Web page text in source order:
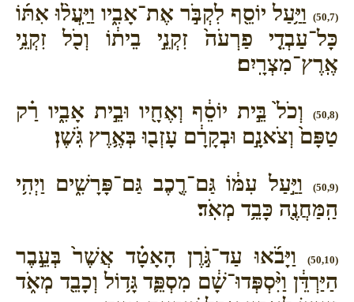
(50,7)
וַיַּ֥עַל יוֹסֵ֖ף לִקְבֹּ֣ר אֶת־אָבִ֑יו וַיַּֽעֲל֨וּ אִתּ֜וֹ
כָּל־עַבְדֵ֤י פַרְעֹה֙ זִקְנֵ֣י בֵית֔וֹ וְכֹ֖ל זִקְנֵ֥י
אֶֽרֶץ־מִצְרָֽיִם׃
(50,8)
וְכֹל֙ בֵּ֣ית יוֹסֵ֔ף וְאֶחָ֖יו וּבֵ֣ית אָבִ֑יו רַ֗ק
טַפָּם֙ וְצֹאנָ֣ם וּבְקָרָ֔ם עָזְב֖וּ בְּאֶ֥רֶץ גֹּֽשֶׁן׃
(50,9)
וַיַּ֣עַל עִמּ֔וֹ גַּם־רֶ֖כֶב גַּם־פָּרָשִׁ֑ים וַיְהִ֥י
הַֽמַּחֲנֶ֖ה כָּבֵ֥ד מְאֹֽד׃
(50,10)
וַיָּבֹ֜אוּ עַד־גֹּ֣רֶן הָאָטָ֗ד אֲשֶׁר֙ בְּעֵ֣בֶר
הַיַּרְדֵּ֔ן וַיִּ֨סְפְּדוּ־שָׁ֔ם מִסְפֵּ֛ד גָּד֥וֹל וְכָבֵ֖ד מְאֹ֑ד